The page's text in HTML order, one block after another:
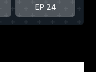
EP 24